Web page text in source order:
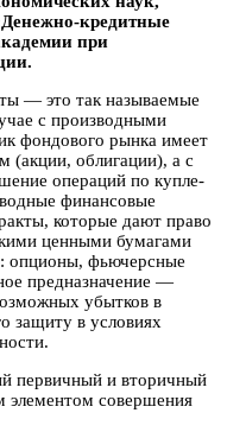
кредитные
при
— это так называемые
с производными
фондового рынка имеет
(акции, облигации), а с
операций по купле-
финансовые
которые дают право
ценными бумагами
опционы, фьючерсные
предназначение —
убытков в
защиту в условиях
первичный и вторичный
элементом совершения